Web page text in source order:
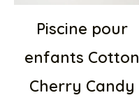
Piscine pour
enfants Cotton
Cherry Candy